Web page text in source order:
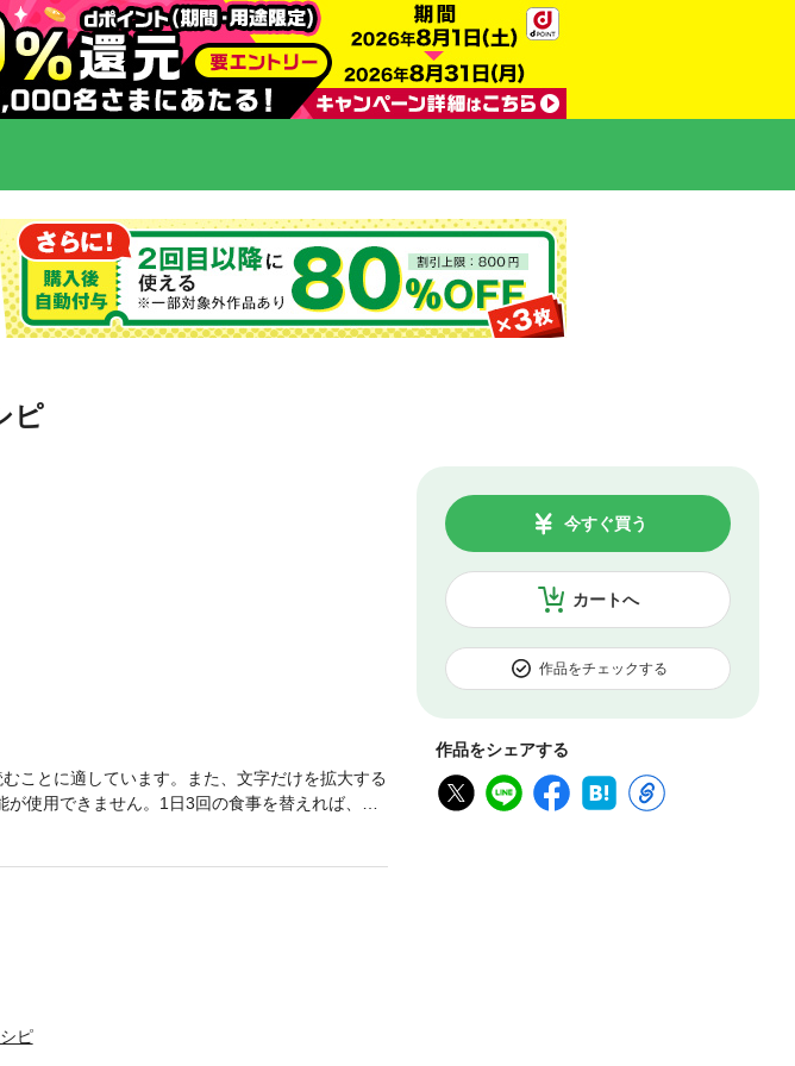
ピ
カートへ
今すぐ買う
作品をチェックする
作品をシェアする
ことに適しています。また、文字だけを拡大する
使用できません。1日3回の食事を替えれば、体
いなら、心筋梗塞や脳卒中になりたくないな
って生活習慣病が悪化してしまいます。この本
ロリー控えめ。また、オリーブオイルを使うこ
ピ